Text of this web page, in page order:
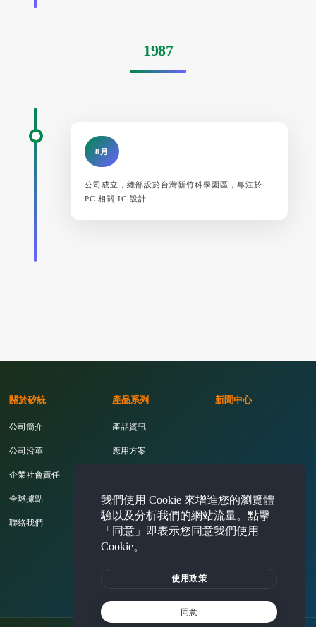
1987
8月
公司成立，總部設於台灣新竹科學園區，專注於
PC 相關 IC 設計
關於矽統
公司簡介
公司沿革
企業社會責任
全球據點
聯絡我們
產品系列
產品資訊
應用方案
新聞中心
我們使用 Cookie 來增進您的瀏覽體
驗以及分析我們的網站流量。點擊
「同意」即表示您同意我們使用
Cookie。
使用政策
同意